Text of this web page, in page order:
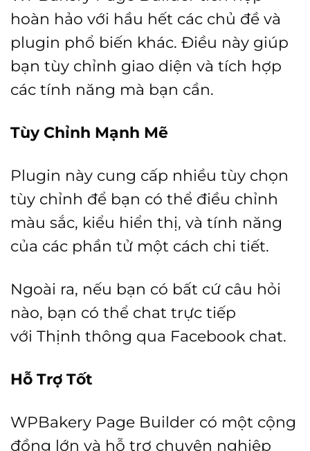
hoàn hảo với hầu hết các chủ đề và
plugin phổ biến khác. Điều này giúp
bạn tùy chỉnh giao diện và tích hợp
các tính năng mà bạn cần.
Tùy Chỉnh Mạnh Mẽ
Plugin này cung cấp nhiều tùy chọn
tùy chỉnh để bạn có thể điều chỉnh
màu sắc, kiểu hiển thị, và tính năng
của các phần tử một cách chi tiết.
Ngoài ra, nếu bạn có bất cứ câu hỏi
nào, bạn có thể chat trực tiếp
với Thịnh thông qua Facebook chat.
Hỗ Trợ Tốt
WPBakery Page Builder có một cộng
đồng lớn và hỗ trợ chuyên nghiệp